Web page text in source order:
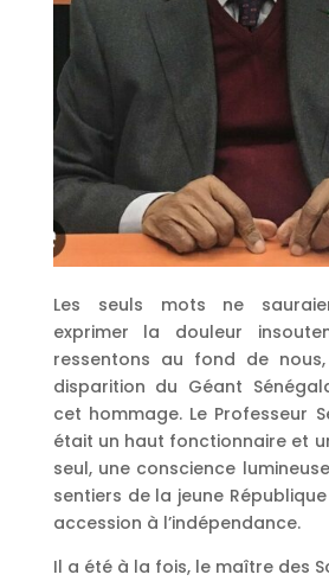
Les seuls mots ne
exprimer la douleur
ressentons au fond de
disparition du Géant
cet hommage. Le Professeur
était un haut fonctionnaire et
seul, une conscience
sentiers de la jeune
accession à l’indépendance.
Il a été à la fois, le maître des